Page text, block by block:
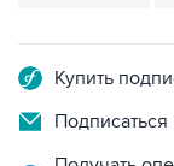
Купить
Подписаться